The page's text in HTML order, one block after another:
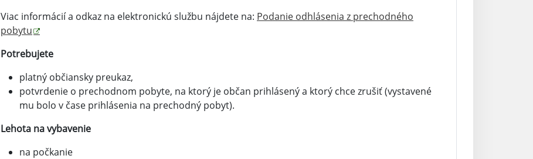
Viac informácií a odkaz na elektronickú službu nájdete na: Podanie odhlásenia z prechodného
pobytu
Potrebujete
platný občiansky preukaz,
potvrdenie o prechodnom pobyte, na ktorý je občan prihlásený a ktorý chce zrušiť (vystavené
mu bolo v čase prihlásenia na prechodný pobyt).
Lehota na vybavenie
na počkanie